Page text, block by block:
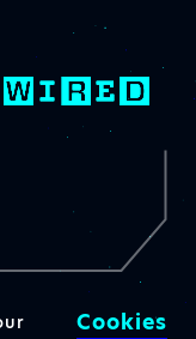
Cookies